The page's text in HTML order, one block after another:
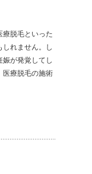
療脱毛といった
しれません。し
が発覚してし
医療脱毛の施術